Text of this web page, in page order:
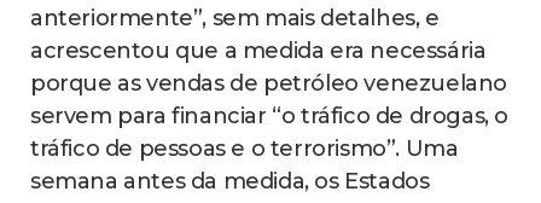
anteriormente”, sem mais detalhes, e
acrescentou que a medida era necessária
porque as vendas de petróleo venezuelano
servem para financiar “o tráfico de drogas, o
tráfico de pessoas e o terrorismo”. Uma
semana antes da medida, os Estados